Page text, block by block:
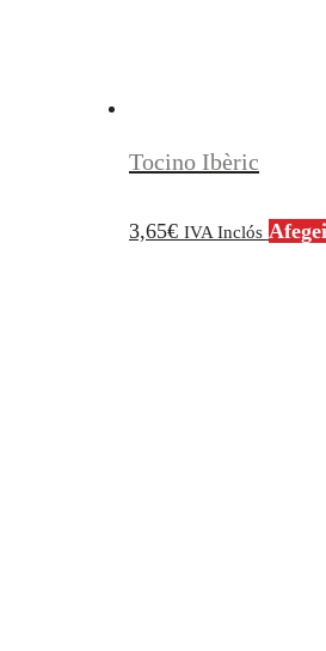
Tocino Ibèric
3,65€ IVA Inclós